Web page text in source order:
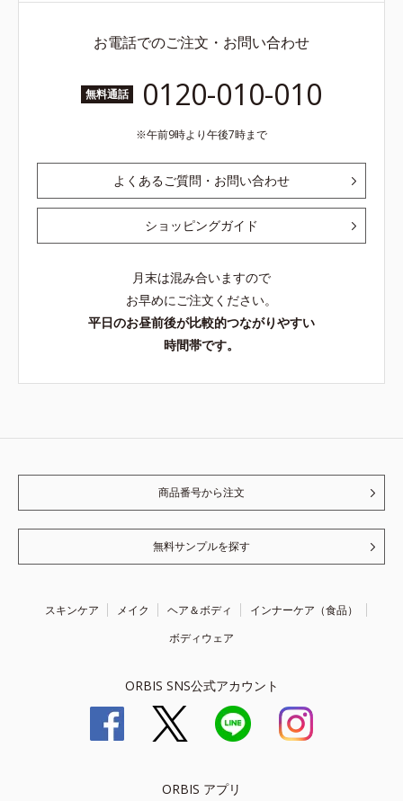
お電話でのご注文・お問い合わせ
無料通話 0120-010-010
午前9時より午後7時まで
よくあるご質問・お問い合わせ
ショッピングガイド
月末は混み合いますので
お早めにご注文ください。
平日のお昼前後が比較的つながりやすい
時間帯です。
商品番号から注文
無料サンプルを探す
スキンケア メイク ヘア＆ボディ
インナーケア（食品）
ボディウェア
ORBIS SNS公式アカウント
ORBIS アプリ